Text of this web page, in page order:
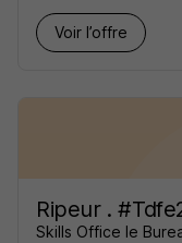
Voir l’offre
Ripeur .
Skills Office le